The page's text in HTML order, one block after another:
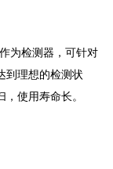
为检测器，可针对
到理想的检测状
使用寿命长。